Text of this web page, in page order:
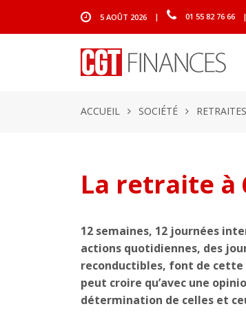
5 AOÛT 2026 | 01 55 82 76 66 |
ACCUEIL SOCIÉTÉ RETRAITES
La retraite à
12 semaines, 12 journées
actions quotidiennes, des
reconductibles, font de
peut croire qu’avec une
détermination de celles et